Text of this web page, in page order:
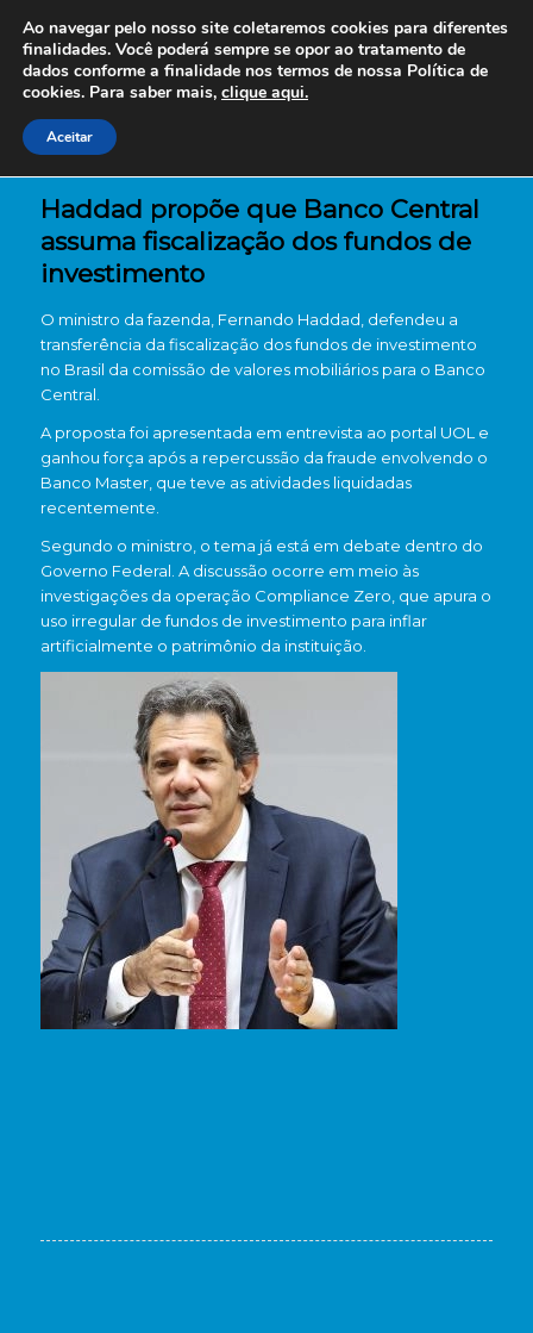
Haddad propõe que Banco Central
assuma fiscalização dos fundos de
investimento
O ministro da fazenda, Fernando Haddad , defendeu a
transferência da fiscalização dos fundos de investimento
no Brasil da comissão de valores mobiliários para o Banco
Central.
A proposta foi apresentada em entrevista ao portal UOL e
ganhou força após a repercussão da fraude envolvendo o
Banco Master, que teve as atividades liquidadas
recentemente.
Segundo o ministro, o tema já está em debate dentro do
Governo Federal. A discussão ocorre em meio às
investigações da operação Compliance Zero, que apura o
uso irregular de fundos de investimento para inflar
artificialmente o patrimônio da instituição.
Ao navegar pelo nosso site coletaremos cookies para diferentes
finalidades. Você poderá sempre se opor ao tratamento de
dados conforme a finalidade nos termos de nossa Política de
cookies. Para saber mais, clique aqui.
Aceitar